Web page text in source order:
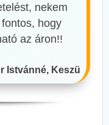
nekem
hogy
az áron!!
Istvánné, Keszü